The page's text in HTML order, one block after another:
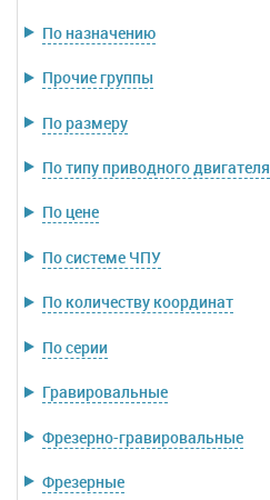
По назначению
Прочие группы
По размеру
По типу приводного двигателя
По цене
По системе ЧПУ
По количеству координат
По серии
Гравировальные
Фрезерно-гравировальные
Фрезерные